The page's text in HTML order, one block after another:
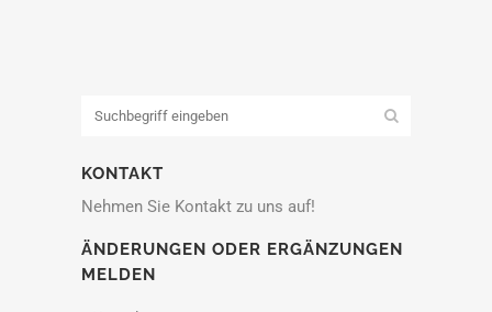
KONTAKT
Nehmen Sie Kontakt zu uns auf!
ÄNDERUNGEN ODER ERGÄNZUNGEN
MELDEN